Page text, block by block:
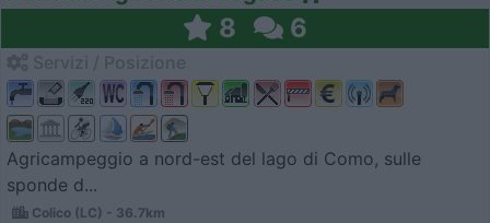
8 6
Agricampeggio a nord-est del lago di Como, sulle
sponde d...
Colico (LC) - 36.7km